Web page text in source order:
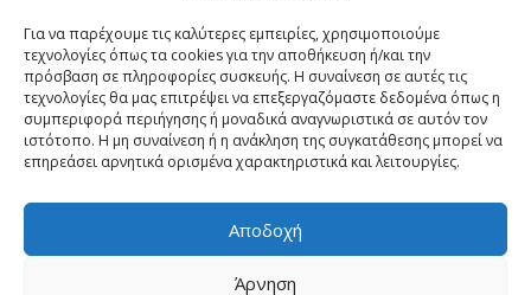
Για να παρέχουμε τις καλύτερες εμπειρίες, χρησιμοποιούμε
τεχνολογίες όπως τα cookies για την αποθήκευση ή/και την
πρόσβαση σε πληροφορίες συσκευής. Η συναίνεση σε αυτές τις
τεχνολογίες θα μας επιτρέψει να επεξεργαζόμαστε δεδομένα όπως η
συμπεριφορά περιήγησης ή μοναδικά αναγνωριστικά σε αυτόν τον
ιστότοπο. Η μη συναίνεση ή η ανάκληση της συγκατάθεσης μπορεί να
επηρεάσει αρνητικά ορισμένα χαρακτηριστικά και λειτουργίες.
Αποδοχή
Άρνηση
Εργαστείτε Μαζί μας
Πρακτική Άσκηση
Εθελοντισμός
Δωρεές